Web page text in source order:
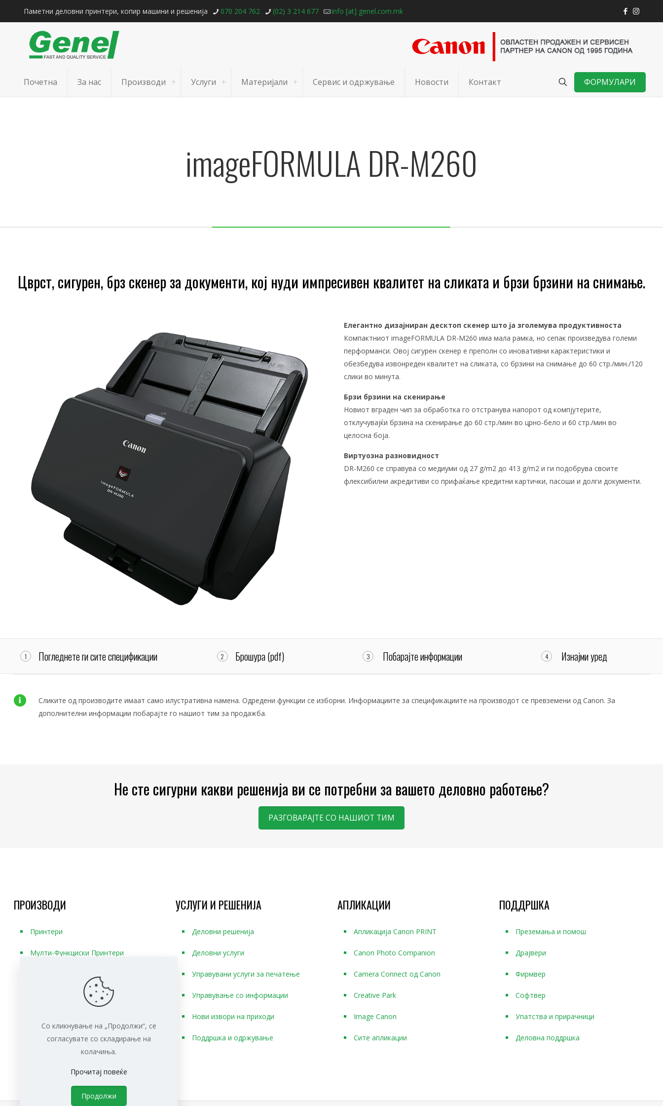
Паметни деловни принтери, копир машини и решенија 070 204 762 (02) 3 214 677 info [at] genel.com.mk
Почетна За нас Производи Услуги Материјали Сервис и одржување Новости Контакт ФОРМУЛАРИ
imageFORMULA DR-M260
Цврст, сигурен, брз скенер за документи, кој нуди импресивен квалитет на сликата и брзи брзини на снимање.
Елегантно дизајниран десктоп скенер што ја зголемува продуктивноста
Компактниот imageFORMULA DR-M260 има мала рамка, но сепак произведува големи
перформанси. Овој сигурен скенер е преполн со иновативни карактеристики и
обезбедува извонреден квалитет на сликата, со брзини на снимање до 60 стр./мин./120
слики во минута.
Брзи брзини на скенирање
Новиот вграден чип за обработка го отстранува напорот од компјутерите,
отклучувајќи брзина на скенирање до 60 стр./мин во црно-бело и 60 стр./мин во
целосна боја.
Виртуозна разновидност
DR-M260 се справува со медиуми од 27 g/m2 до 413 g/m2 и ги подобрува своите
флексибилни акредитиви со прифаќање кредитни картички, пасоши и долги документи.
1 Погледнете ги сите спецификации 2 Брошура (pdf) 3 Побарајте информации 4 Изнајми уред
Сликите од производите имаат само илустративна намена. Одредени функции се изборни. Информациите за спецификациите на производот се превземени од Canon. За
дополнителни информации побарајте го нашиот тим за продажба.
Не сте сигурни какви решенија ви се потребни за вашето деловно работење?
РАЗГОВАРАЈТЕ СО НАШИОТ ТИМ
ПРОИЗВОДИ
Принтери
Мулти-Функциски Принтери
УСЛУГИ И РЕШЕНИЈА
Деловни решенија
Деловни услуги
Управувани услуги за печатење
Управување со информации
Нови извори на приходи
Поддршка и одржување
АПЛИКАЦИИ
Апликација Canon PRINT
Canon Photo Companion
Camera Connect од Canon
Creative Park
Image Canon
Сите апликации
ПОДДРШКА
Преземања и помош
Драјвери
Фирмвер
Софтвер
Упатства и прирачници
Деловна поддршка
Со кликнување на „Продолжи“, се
согласувате со складирање на
колачиња.
Прочитај повеќе
Продолжи